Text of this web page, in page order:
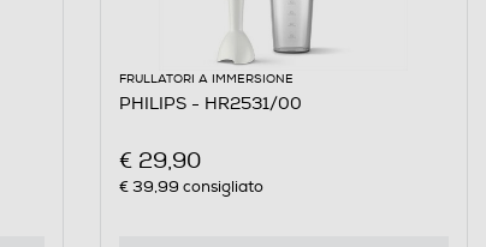
FRULLATORI A IMMERSIONE
PHILIPS - HR2531/00
€ 29,90
€ 39,99 consigliato